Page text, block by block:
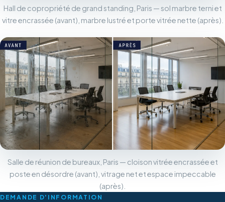
Hall de copropriété de grand standing, Paris — sol marbre terni et
vitre encrassée (avant), marbre lustré et porte vitrée nette (après).
Salle de réunion de bureaux, Paris — cloison vitrée encrassée et
poste en désordre (avant), vitrage net et espace impeccable
(après).
DEMANDE D'INFORMATION